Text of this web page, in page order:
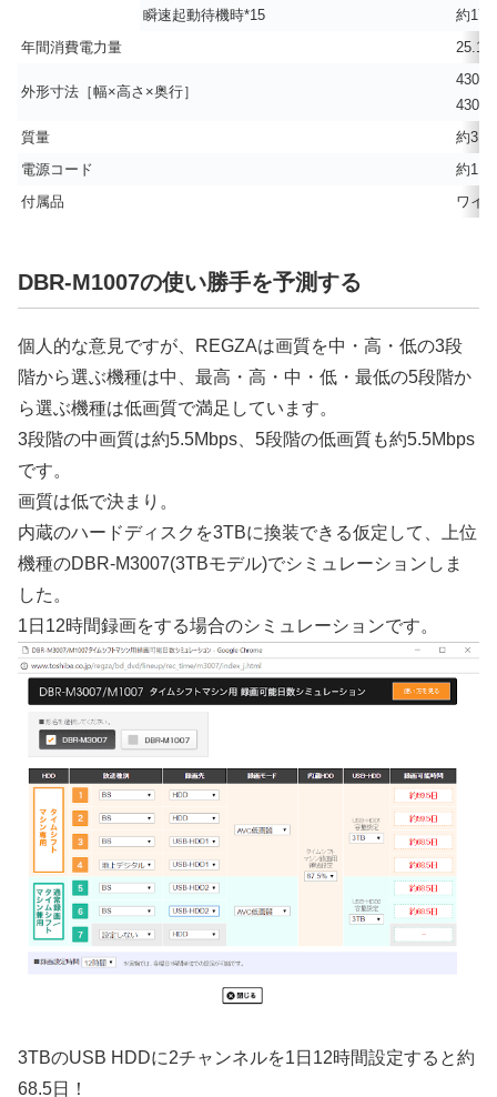
瞬速起動待機時*15
約
年間消費電力量
外形寸法［幅×高さ×奥行］
質量
約
電源コード
約
付属品
ワイ
DBR-M1007の使い勝手を予測する
個人的な意見ですが、REGZAは画質を中・高・低の3段
階から選ぶ機種は中、最高・高・中・低・最低の5段階か
ら選ぶ機種は低画質で満足しています。
3段階の中画質は約5.5Mbps、5段階の低画質も約5.5Mbps
です。
画質は低で決まり。
内蔵のハードディスクを3TBに換装できる仮定して、上位
機種のDBR-M3007(3TBモデル)でシミュレーションしま
した。
1日12時間録画をする場合のシミュレーションです。
3TBのUSB HDDに2チャンネルを1日12時間設定すると約
68.5日！